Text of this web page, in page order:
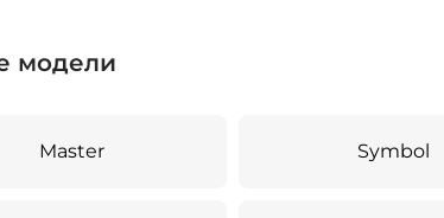
модели
Master Symbol